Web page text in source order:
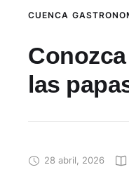
CUENCA
las
28 abril, 2026